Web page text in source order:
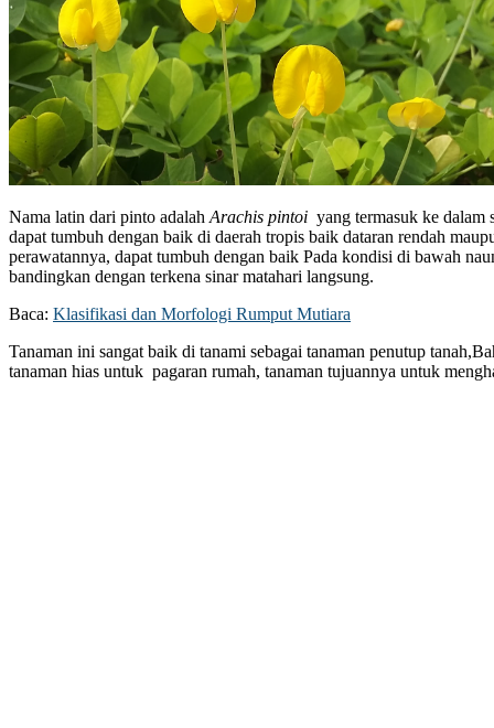
Nama latin dari pinto adalah Arachis pintoi yang termasuk ke
dapat tumbuh dengan baik di daerah tropis baik dataran rendah
perawatannya, dapat tumbuh dengan baik Pada kondisi di bawah
bandingkan dengan terkena sinar matahari langsung.
Baca: Klasifikasi dan Morfologi Rumput Mutiara
Tanaman ini sangat baik di tanami sebagai tanaman penutup
tanaman hias untuk pagaran rumah, tanaman tujuannya untuk